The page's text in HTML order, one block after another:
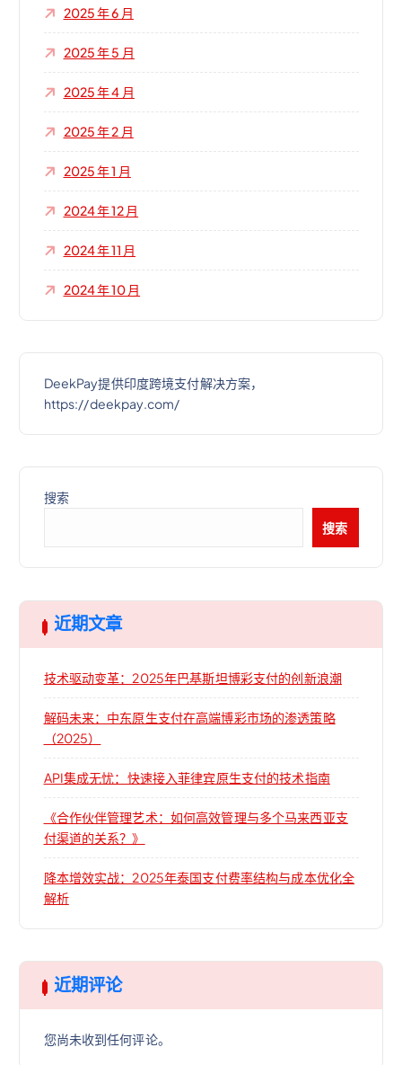
2025 年 6 月
2025 年 5 月
2025 年 4 月
2025 年 2 月
2025 年 1 月
2024 年 12 月
2024 年 11 月
2024 年 10 月
DeekPay提供印度跨境支付解决方案，
https://deekpay.com/
搜索
搜索
近期文章
技术驱动变革：2025年巴基斯坦博彩支付的创新浪潮
解码未来：中东原生支付在高端博彩市场的渗透策略
（2025）
API集成无忧：快速接入菲律宾原生支付的技术指南
《合作伙伴管理艺术：如何高效管理与多个马来西亚支
付渠道的关系？》
降本增效实战：2025年泰国支付费率结构与成本优化全
解析
近期评论
您尚未收到任何评论。